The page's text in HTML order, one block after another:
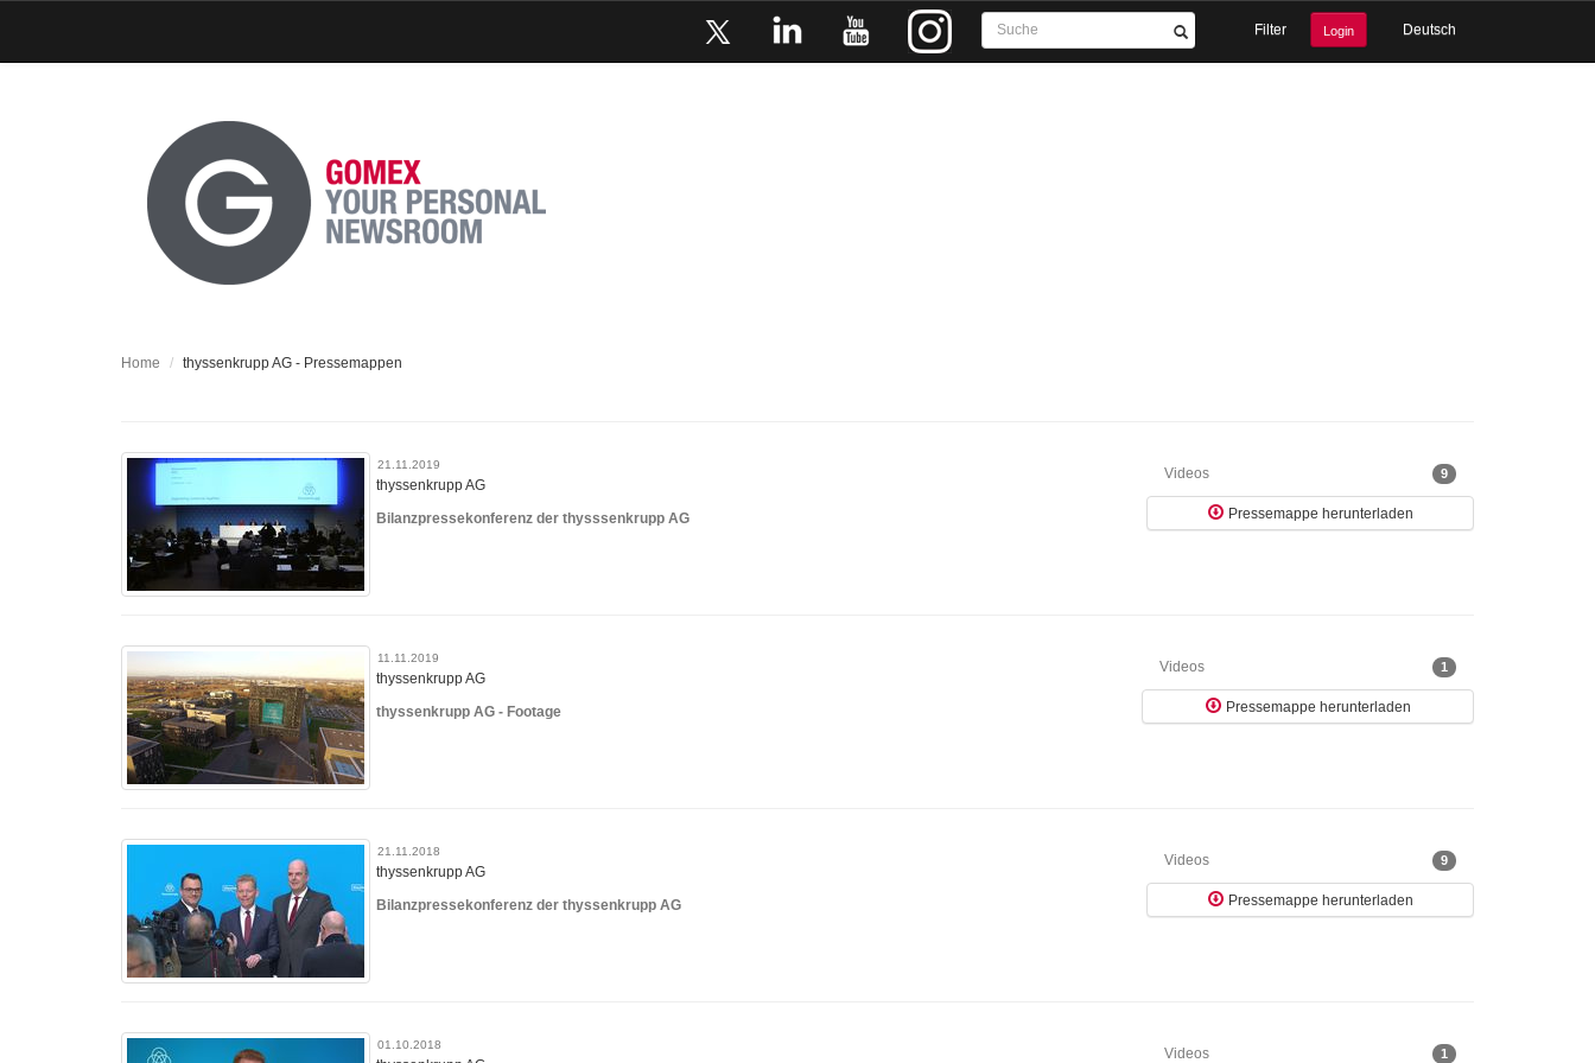
Filter Login Deutsch
Home thyssenkrupp AG - Pressemappen
21.11.2019
thyssenkrupp AG
Bilanzpressekonferenz der thysssenkrupp AG
Videos 9
Pressemappe herunterladen
11.11.2019
thyssenkrupp AG
thyssenkrupp AG - Footage
Videos 1
Pressemappe herunterladen
21.11.2018
thyssenkrupp AG
Bilanzpressekonferenz der thyssenkrupp AG
Videos 9
Pressemappe herunterladen
01.10.2018
Videos 1